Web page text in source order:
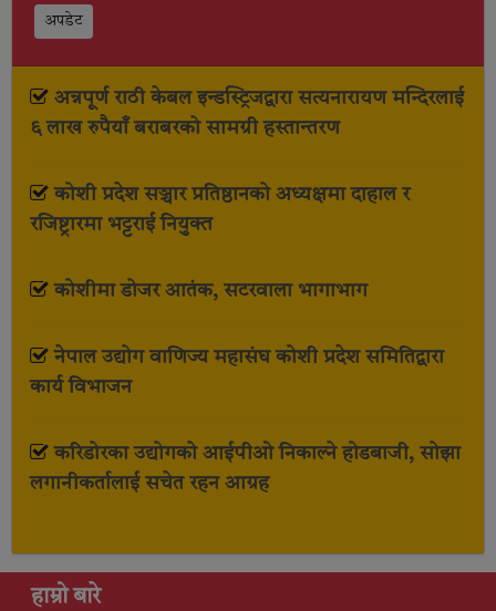
अपडेट
अन्नपूर्ण राठी केबल इन्डस्ट्रिजद्वारा सत्यनारायण मन्दिरलाई
६ लाख रुपैयाँ बराबरको सामग्री हस्तान्तरण
कोशी प्रदेश सञ्चार प्रतिष्ठानको अध्यक्षमा दाहाल र
रजिष्ट्रारमा भट्टराई नियुक्त
कोशीमा डोजर आतंक, सटरवाला भागाभाग
नेपाल उद्योग वाणिज्य महासंघ कोशी प्रदेश समितिद्वारा
कार्य विभाजन
करिडोरका उद्योगको आईपीओ निकाल्ने होडबाजी, सोझा
लगानीकर्तालाई सचेत रहन आग्रह
हाम्रो बारे